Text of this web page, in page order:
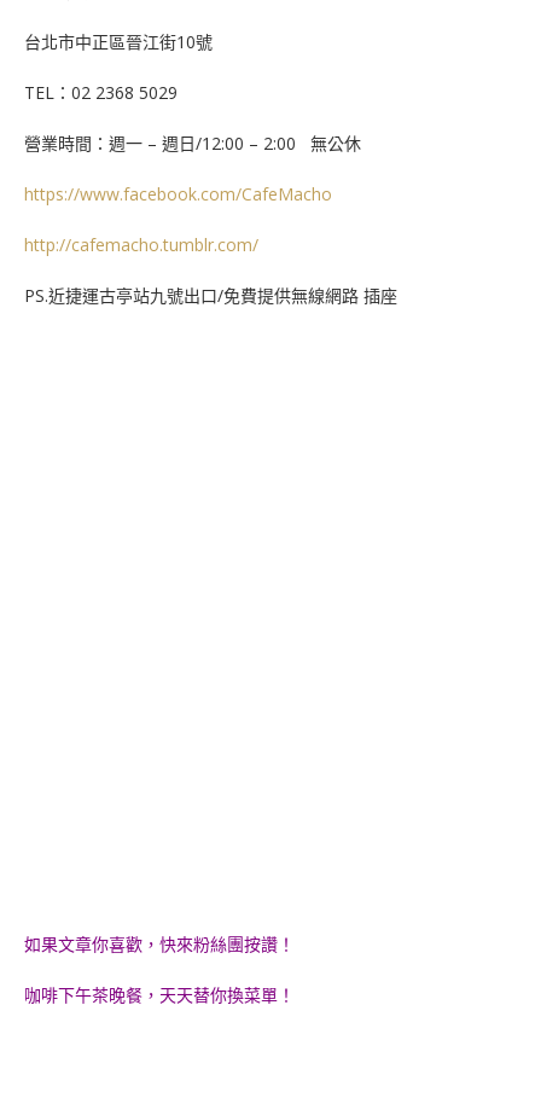
台北市中正區晉江街10號
TEL：02 2368 5029
營業時間：週一 – 週日/12:00 – 2:00 無公休
https://www.facebook.com/CafeMacho
http://cafemacho.tumblr.com/
PS.近捷運古亭站九號出口/免費提供無線網路 插座
如果文章你喜歡，快來粉絲團按讚！
咖啡下午茶晚餐，天天替你換菜單！